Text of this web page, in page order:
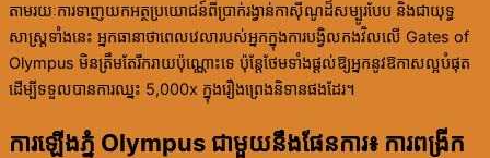
តាមរយៈការទាញយកអត្ថប្រយោជន៍ពីប្រាក់រង្វាន់កាស៊ីណូដ៏សម្បូរបែប និងជាយុទ្ធ
សាស្ត្រទាំងនេះ អ្នកធានាថាពេលវេលារបស់អ្នកក្នុងការបង្វិលកងវិលលើ Gates of
Olympus មិនត្រឹមតែរីករាយប៉ុណ្ណោះទេ ប៉ុន្តែថែមទាំងផ្តល់ឱ្យអ្នកនូវឱកាសល្អបំផុត
ដើម្បីទទួលបានការឈ្នះ 5,000x ក្នុងរឿងព្រេងនិទានផងដែរ។
ការឡើងភ្នំ Olympus ជាមួយនឹងផែនការ៖ ការពង្រីក